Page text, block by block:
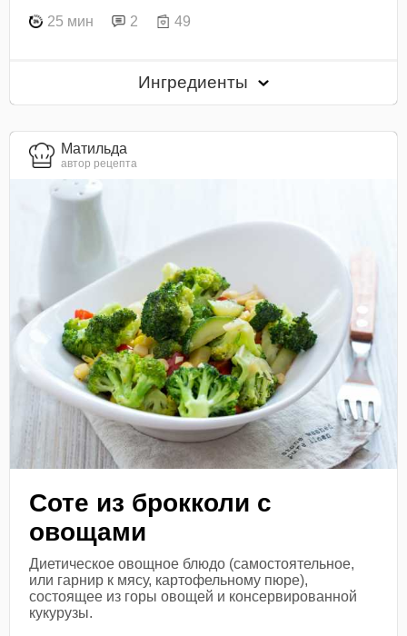
25 мин 2 49
Ингредиенты
Матильда
автор рецепта
Соте из брокколи с
овощами
Диетическое овощное блюдо (самостоятельное,
или гарнир к мясу, картофельному пюре),
состоящее из горы овощей и консервированной
кукурузы.